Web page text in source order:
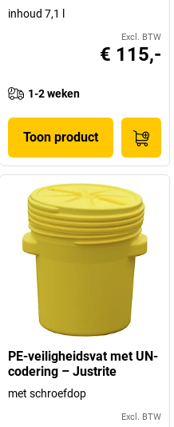
inhoud 7,1 l
Excl. BTW
€ 115,-
1-2 weken
Toon product
PE-veiligheidsvat met UN-
codering – Justrite
met schroefdop
Excl. BTW